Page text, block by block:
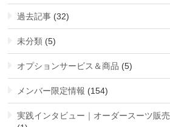
過去記事 (32)
未分類 (5)
オプションサービス＆商品 (5)
メンバー限定情報 (154)
実践インタビュー｜オーダースーツ販